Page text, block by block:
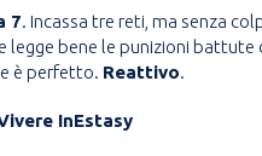
7. Incassa tre reti, ma senza
legge bene le punizioni battute
è perfetto. Reattivo.
InEstasy